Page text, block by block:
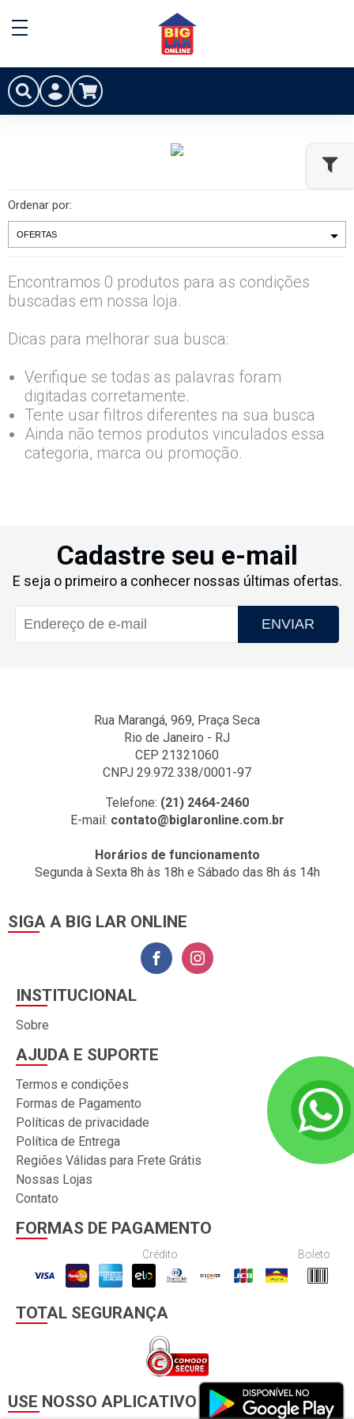
Ordenar por:
Encontramos 0 produtos para as condições
buscadas em nossa loja.
Dicas para melhorar sua busca:
Verifique se todas as palavras foram
digitadas corretamente.
Tente usar filtros diferentes na sua busca
Ainda não temos produtos vinculados essa
categoria, marca ou promoção.
Cadastre seu e-mail
E seja o primeiro a conhecer nossas últimas ofertas.
ENVIAR
Rua Marangá, 969, Praça Seca
Rio de Janeiro - RJ
CEP 21321060
CNPJ 29.972.338/0001-97
Telefone: (21) 2464-2460
E-mail: contato@biglaronline.com.br
Horários de funcionamento
Segunda à Sexta 8h às 18h e Sábado das 8h ás 14h
SIGA A BIG LAR ONLINE
INSTITUCIONAL
Sobre
AJUDA E SUPORTE
Termos e condições
Formas de Pagamento
Políticas de privacidade
Política de Entrega
Regiões Válidas para Frete Grátis
Nossas Lojas
Contato
FORMAS DE PAGAMENTO
Crédito Boleto
TOTAL SEGURANÇA
USE NOSSO APLICATIVO